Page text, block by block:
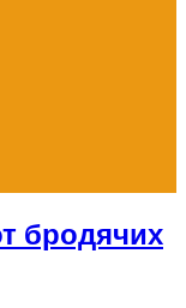
бродячих